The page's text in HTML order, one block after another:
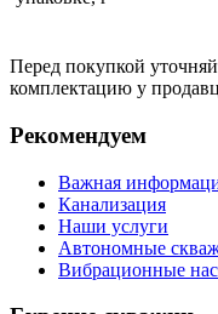
Перед покупкой
комплектацию у
Рекомендуем
Важная
Канализация
Наши услуги
Автономные
Вибрационные